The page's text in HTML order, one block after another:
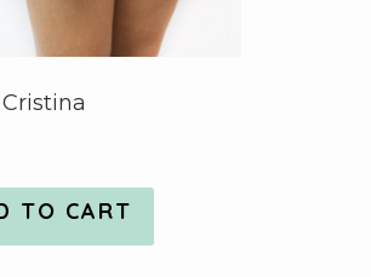
TO CART